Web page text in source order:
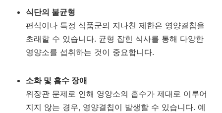
식단의 불균형
편식이나 특정 식품군의 지나친 제한은 영양결칩을
초래할 수 있습니다. 균형 잡힌 식사를 통해 다양한
영양소를 섭취하는 것이 중요합니다.
소화 및 흡수 장애
위장관 문제로 인해 영양소의 흡수가 제대로 이루어
지지 않는 경우, 영양결칩이 발생할 수 있습니다. 예